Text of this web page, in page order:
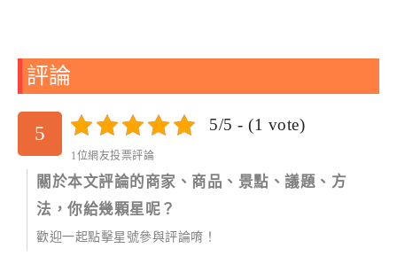
評論
5 5/5 - (1 vote)
1位網友投票評論
關於本文評論的商家、商品、景點、議題、方
法，你給幾顆星呢？
歡迎一起點擊星號參與評論唷！